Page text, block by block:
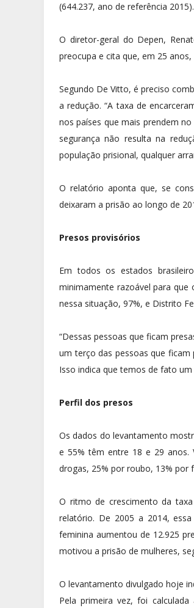
(644.237, ano de referência
O diretor-geral do Depen,
preocupa e cita que, em 25
Segundo De Vitto, é preciso
a redução. “A taxa de
nos países que mais prendem
segurança não resulta na
população prisional, qualquer
O relatório aponta que, se
deixaram a prisão ao longo de
Presos provisórios
Em todos os estados
minimamente razoável para que
nessa situação, 97%, e Distrito
“Dessas pessoas que ficam
um terço das pessoas que ficam
Isso indica que temos de fato
Perfil dos presos
Os dados do levantamento
e 55% têm entre 18 e 29
drogas, 25% por roubo, 13% por
O ritmo de crescimento da
relatório. De 2005 a 2014,
feminina aumentou de 12.925
motivou a prisão de mulheres,
O levantamento divulgado hoje
Pela primeira vez, foi